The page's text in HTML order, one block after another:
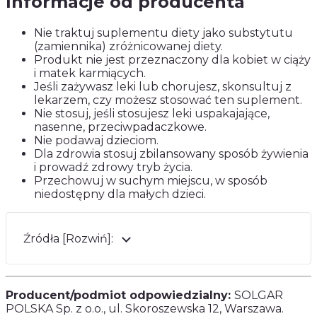
Nie traktuj suplementu diety jako substytutu
(zamiennika) zróżnicowanej diety.
Produkt nie jest przeznaczony dla kobiet w ciąży
i matek karmiących.
Jeśli zażywasz leki lub chorujesz, skonsultuj z
lekarzem, czy możesz stosować ten suplement.
Nie stosuj, jeśli stosujesz leki uspakajające,
nasenne, przeciwpadaczkowe.
Nie podawaj dzieciom.
Dla zdrowia stosuj zbilansowany sposób żywienia
i prowadź zdrowy tryb życia.
Przechowuj w suchym miejscu, w sposób
niedostępny dla małych dzieci.
Źródła [Rozwiń]:
Producent/podmiot odpowiedzialny: SOLGAR
POLSKA Sp. z o.o., ul. Skoroszewska 12, Warszawa.